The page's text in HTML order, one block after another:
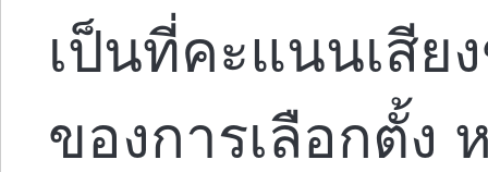
เป็นที่คะแนนเสีย
ของการเลือกตั้ง